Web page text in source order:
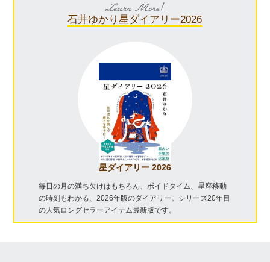
石井ゆかり星ダイアリー2026
星ダイアリー 2026
毎日の月の満ち欠けはもちろん、ボイドタイム、星座移動
の時刻もわかる、2026年版のダイアリー。シリーズ20年目
の人気ロングセラーアイテム最新版です。